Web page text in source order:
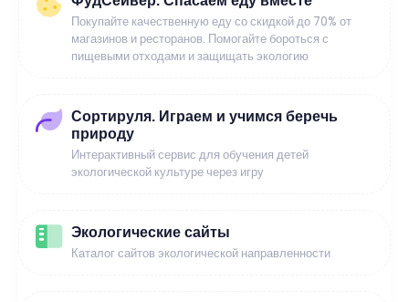
Покупайте качественную еду со скидкой до 70% от
магазинов и ресторанов. Помогайте бороться с
пищевыми отходами и защищать экологию
Сортируля. Играем и учимся беречь
природу
Интерактивный сервис для обучения детей
экологической культуре через игру
Экологические сайты
Каталог сайтов экологической направленности